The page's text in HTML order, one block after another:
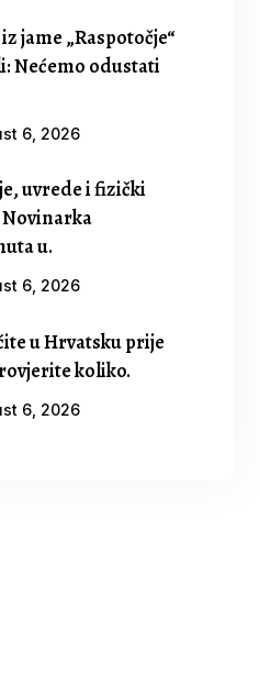
jame „Raspotočje“
Nećemo odustati
6, 2026
uvrede i fizički
u.
6, 2026
u Hrvatsku prije
koliko.
6, 2026